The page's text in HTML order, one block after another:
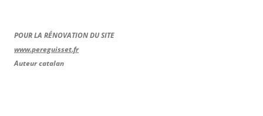
POUR LA RÉNOVATION DU SITE
www.pereguisset.fr
Auteur catalan